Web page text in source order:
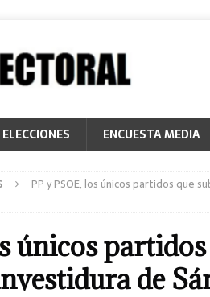
ELECCIONES ENCUESTA MEDIA
PP y PSOE, los únicos partidos que
únicos
de